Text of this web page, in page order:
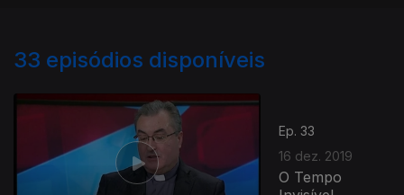
33 episódios disponíveis
Ep. 33
16 dez. 2019
O Tempo